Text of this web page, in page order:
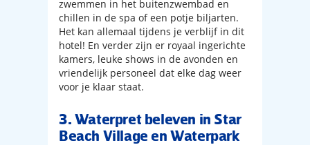
zwemmen in het buitenzwembad en
chillen in de spa of een potje biljarten.
Het kan allemaal tijdens je verblijf in dit
hotel! En verder zijn er royaal ingerichte
kamers, leuke shows in de avonden en
vriendelijk personeel dat elke dag weer
voor je klaar staat.
3. Waterpret beleven in Star
Beach Village en Waterpark